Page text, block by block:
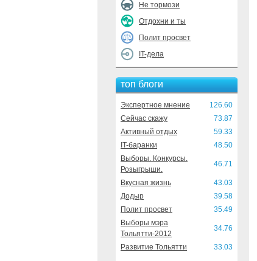
Не тормози
Отдохни и ты
Полит просвет
IT-дела
топ блоги
Экспертное мнение
126.60
Сейчас скажу
73.87
Активный отдых
59.33
IT-баранки
48.50
Выборы. Конкурсы.
Розыгрыши.
46.71
Вкусная жизнь
43.03
Додыр
39.58
Полит просвет
35.49
Выборы мэра
Тольятти-2012
34.76
Развитие Тольятти 33.03